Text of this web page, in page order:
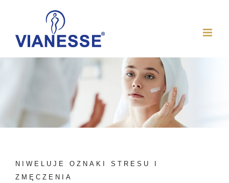
content
NIWELUJE OZNAKI STRESU I
ZMĘCZENIA